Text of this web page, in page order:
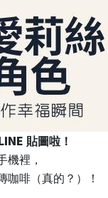
貼圖啦！
機裡，
咖啡（真的？）！